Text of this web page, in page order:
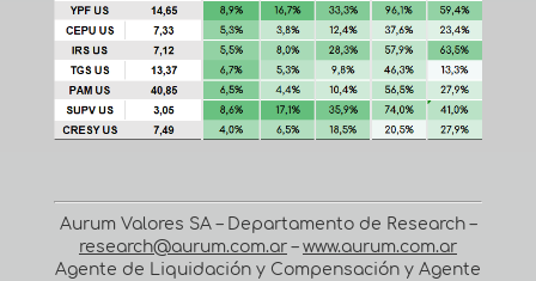
Aurum Valores SA – Departamento de Research –
research@aurum.com.ar– www.aurum.com.ar
Agente de Liquidación y Compensación y Agente